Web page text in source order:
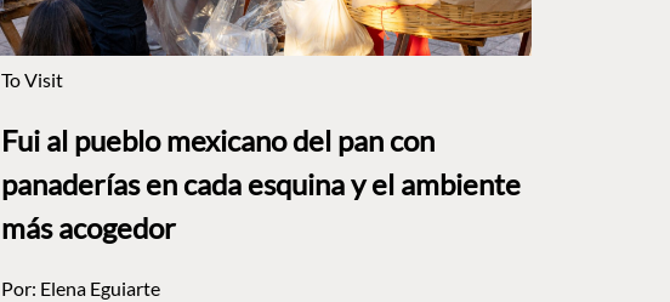
To Visit
Fui al pueblo mexicano del pan con
panaderías en cada esquina y el ambiente
más acogedor
Por: Elena Eguiarte